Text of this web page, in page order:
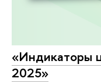
«Индикаторы
2025»